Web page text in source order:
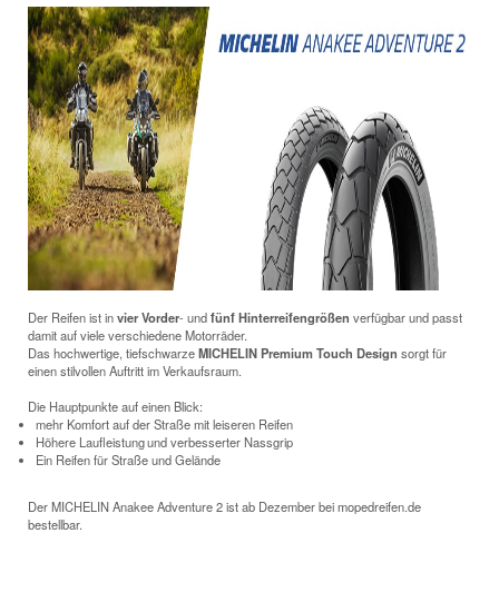
Der Reifen ist invier Vorder- undfünf Hinterreifengrößen verfügbar und passt
damit auf viele verschiedene Motorräder.
Das hochwertige, tiefschwarzeMICHELINPremium Touch Design sorgt für
einen stilvollen Auftritt im Verkaufsraum.
Die Hauptpunkte auf einen Blick:
mehr Komfort auf der Straße mit leiseren Reifen
Höhere Laufleistungund verbesserter Nassgrip
Ein Reifen für Straße und Gelände
Der MICHELIN Anakee Adventure 2 ist ab Dezember bei mopedreifen.de
bestellbar.